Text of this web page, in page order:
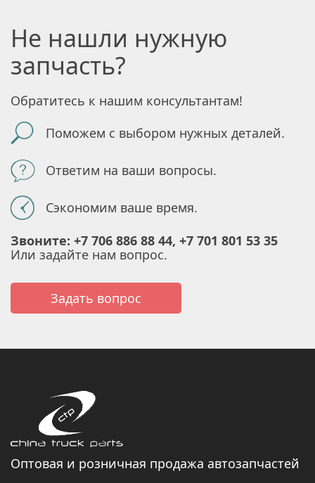
Не нашли нужную
запчасть?
Обратитесь к нашим консультантам!
Поможем с выбором нужных деталей.
Ответим на ваши вопросы.
Сэкономим ваше время.
Звоните: +7 706 886 88 44, +7 701 801 53 35
Или задайте нам вопрос.
Задать вопрос
Оптовая и розничная продажа автозапчастей